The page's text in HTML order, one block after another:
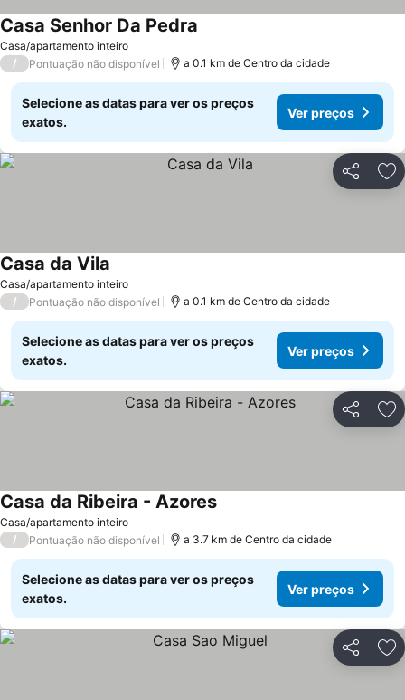
Casa/apartamento inteiro
Casa Senhor Da Pedra
/ Pontuação não disponível a 0.1 km de Centro da cidade
Selecione as datas para ver os preços
exatos.
Ver preços
Partilhar
Casa/apartamento inteiro
Casa da Vila
/ Pontuação não disponível a 0.1 km de Centro da cidade
Selecione as datas para ver os preços
exatos.
Ver preços
Partilhar
Casa/apartamento inteiro
Casa da Ribeira - Azores
/ Pontuação não disponível a 3.7 km de Centro da cidade
Selecione as datas para ver os preços
exatos.
Ver preços
Partilhar